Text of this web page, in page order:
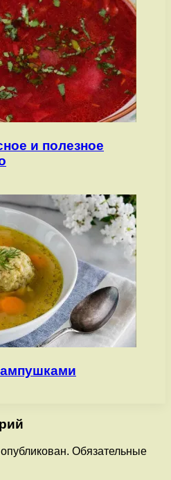
и полезное
Обязательные